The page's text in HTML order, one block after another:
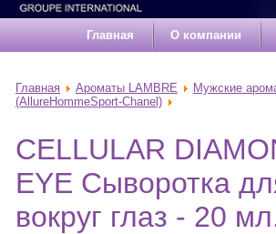
Главная О компании
Главная Ароматы LAMBRE Мужские
(AllureHommeSport-Chanel)
CELLULAR
EYE Сыворотка
вокруг глаз - 20